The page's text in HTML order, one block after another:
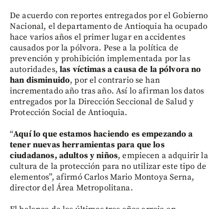
De acuerdo con reportes entregados por el Gobierno
Nacional, el departamento de Antioquia ha ocupado
hace varios años el primer lugar en accidentes
causados por la pólvora. Pese a la política de
prevención y prohibición implementada por las
autoridades, las víctimas a causa de la pólvora no
han disminuido, por el contrario se han
incrementado año tras año. Así lo afirman los datos
entregados por la Dirección Seccional de Salud y
Protección Social de Antioquia.
“Aquí lo que estamos haciendo es empezando a
tener nuevas herramientas para que los
ciudadanos, adultos y niños, empiecen a adquirir la
cultura de la protección para no utilizar este tipo de
elementos”, afirmó Carlos Mario Montoya Serna,
director del Área Metropolitana.